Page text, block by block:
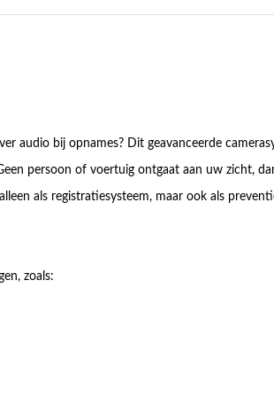
audio bij opnames? Dit geavanceerde
persoon of voertuig ontgaat aan uw zicht,
als registratiesysteem, maar ook als
zoals: